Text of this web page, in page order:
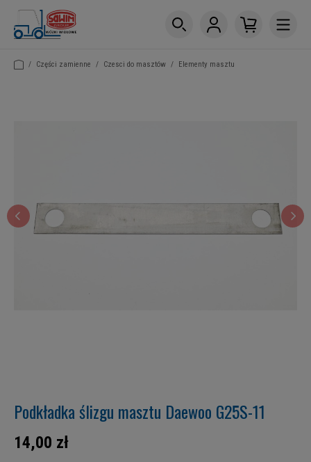
/ Części zamienne / Czesci do masztów / Elementy masztu
Podkładka ślizgu masztu Daewoo G25S-11
14,00 zł